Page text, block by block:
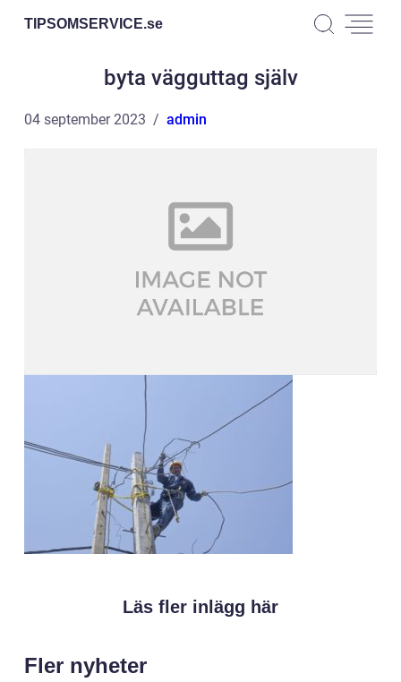
TIPSOMSERVICE.se
byta vägguttag själv
04 september 2023 admin
Läs fler inlägg här
Fler nyheter